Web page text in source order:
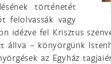
történetét
felolvassák vagy
idézve fel Krisztus
állva – könyörgünk
az Egyház